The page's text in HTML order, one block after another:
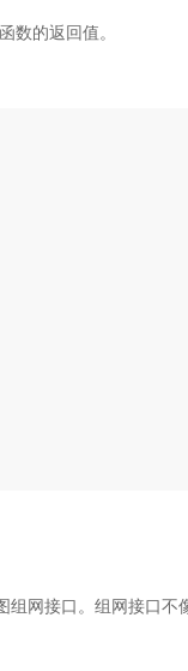
数的返回值。
网接口。组网接口不